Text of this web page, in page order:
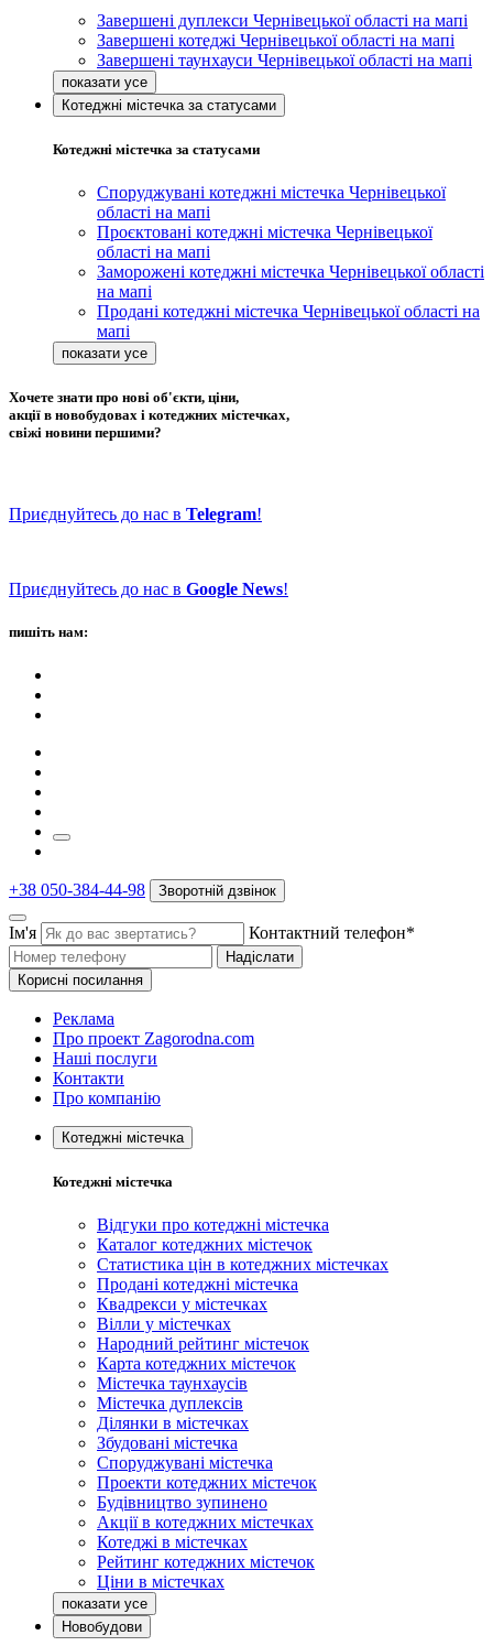
Завершені дуплекси Чернівецької області на мапі
Завершені котеджі Чернівецької області на мапі
Завершені таунхауси Чернівецької області на мапі
Котеджні містечка за статусами
Котеджні містечка за статусами
Споруджувані котеджні містечка Чернівецької
області на мапі
Проєктовані котеджні містечка Чернівецької
області на мапі
Заморожені котеджні містечка Чернівецької області
на мапі
Продані котеджні містечка Чернівецької області на
мапі
Хочете знати про нові об'єкти, ціни,
акції в новобудовах і котеджних містечках,
свіжі новини першими?
Приєднуйтесь до нас в Telegram!
Приєднуйтесь до нас в Google News!
пишіть нам:
+38 050-384-44-98 Зворотній дзвінок
Ім'я Контактний телефон*
Надіслати
Корисні посилання
Реклама
Про проект Zagorodna.com
Наші послуги
Контакти
Про компанію
Котеджні містечка
Котеджні містечка
Відгуки про котеджні містечка
Каталог котеджних містечок
Статистика цін в котеджних містечках
Продані котеджні містечка
Квадрекси у містечках
Вілли у містечках
Народний рейтинг містечок
Карта котеджних містечок
Містечка таунхаусів
Містечка дуплексів
Ділянки в містечках
Збудовані містечка
Споруджувані містечка
Проекти котеджних містечок
Будівництво зупинено
Акції в котеджних містечках
Котеджі в містечках
Рейтинг котеджних містечок
Ціни в містечках
Новобудови